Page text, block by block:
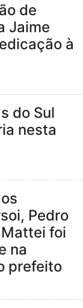
de
Jaime
à
do Sul
nesta
Pedro
foi
na
prefeito